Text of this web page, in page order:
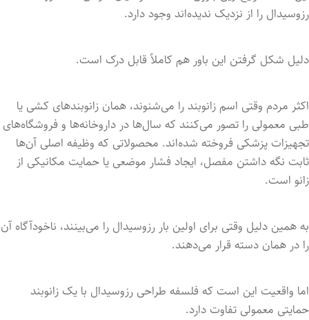
رزوسیدال را از نزدیک ندیده‌اند وجود دارد.
دلیل شکل گرفتن این باور هم کاملاً قابل درک است.
اکثر مردم وقتی اسم زانوبند را می‌شنوند، همان زانوبندهای کشی یا
طبی معمولی را تصور می‌کنند که سال‌ها در داروخانه‌ها و فروشگاه‌های
تجهیزات پزشکی فروخته شده‌اند. محصولاتی که وظیفه اصلی آن‌ها
ثابت نگه داشتن مفصل، ایجاد فشار موضعی یا حمایت مکانیکی از
زانو است.
به همین دلیل وقتی برای اولین بار رزوسیدال را می‌بینند، ناخودآگاه آن
را در همان دسته قرار می‌دهند.
اما واقعیت این است که فلسفه طراحی رزوسیدال با یک زانوبند
حمایتی معمولی تفاوت دارد.